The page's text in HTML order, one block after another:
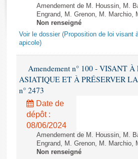
Rapports législatifs
Rapports sur l'application des lois
Baromètre de l’application des lois
Dossiers législatifs
Budget et sécurité sociale
Questions écrites et orales
Comptes rendus des débats
Amendement de M. Houssin, M.
Engrand, M. Grenon, M. Marchio,
Non renseigné
Voir le dossier (Proposition de loi visant
apicole)
Amendement n° 100 - VISANT
ASIATIQUE ET À PRÉSERVER
n° 2473
Date de
dépôt :
08/06/2024
Amendement de M. Houssin, M.
Engrand, M. Grenon, M. Marchio,
Non renseigné